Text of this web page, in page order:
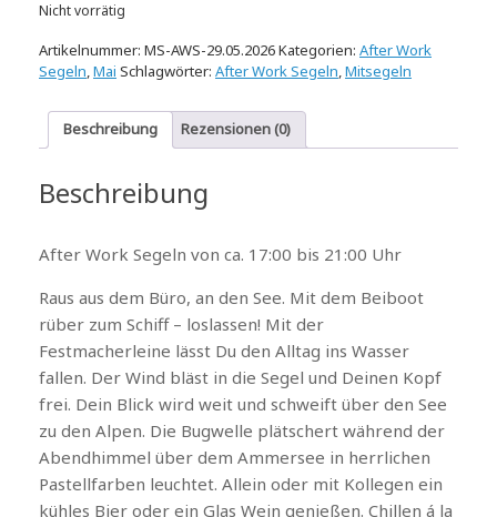
Nicht vorrätig
Artikelnummer: MS-AWS-29.05.2026Kategorien: After Work
Segeln,Mai Schlagwörter: After Work Segeln,Mitsegeln
Beschreibung Rezensionen (0)
Beschreibung
After Work Segeln von ca. 17:00 bis 21:00 Uhr
Raus aus dem Büro, an den See. Mit dem Beiboot
rüber zum Schiff – loslassen! Mit der
Festmacherleine lässt Du den Alltag ins Wasser
fallen. Der Wind bläst in die Segel und Deinen Kopf
frei. Dein Blick wird weit und schweift über den See
zu den Alpen. Die Bugwelle plätschert während der
Abendhimmel über dem Ammersee in herrlichen
Pastellfarben leuchtet. Allein oder mit Kollegen ein
kühles Bier oder ein Glas Wein genießen. Chillen á la